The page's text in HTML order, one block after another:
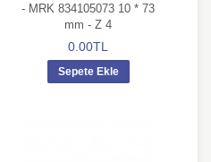
- MRK 834105073 10 * 73
mm - Z 4
0.00TL
Sepete Ekle